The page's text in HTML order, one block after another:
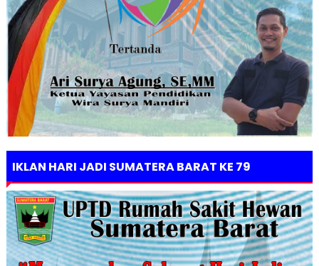
IKLAN HARI JADI SUMATERA BARAT KE 79